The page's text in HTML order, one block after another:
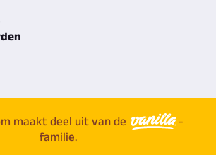
maakt deel uit van de
-
familie.